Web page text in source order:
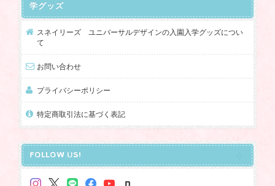
学グッズ
スネイリーズ ユニバーサルデザインの入園入学グッズについ
て
お問い合わせ
プライバシーポリシー
特定商取引法に基づく表記
FOLLOW US!